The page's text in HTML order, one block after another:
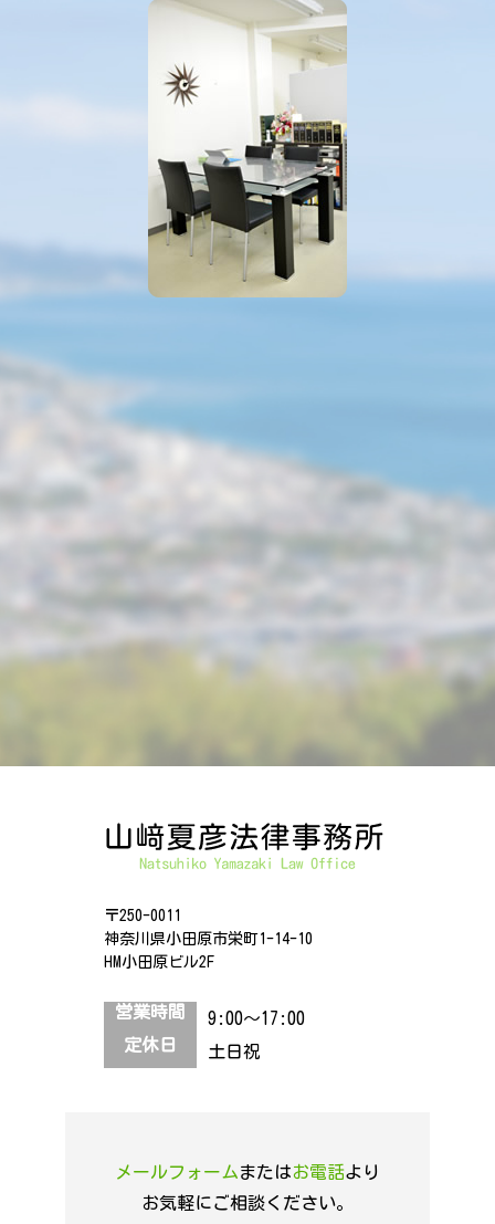
〒250-0011
神奈川県小田原市栄町1-14-10
HM小田原ビル2F
営業時間
9:00～17:00
定休日
土日祝
メールフォームまたはお電話より
お気軽にご相談ください。